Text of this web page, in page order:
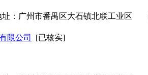
广州市番禺区大石镇北联工业区
限公司 [已核实]